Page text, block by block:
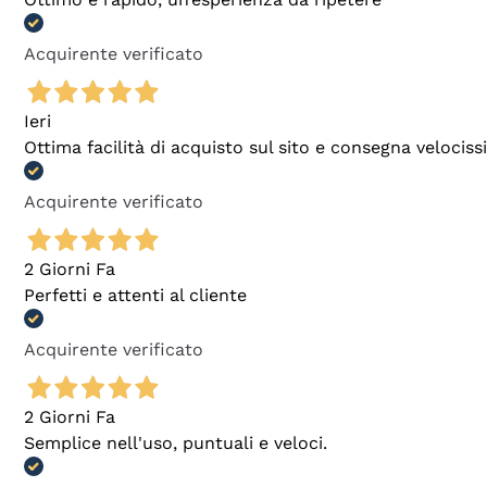
Acquirente verificato
Ieri
Ottima facilità di acquisto sul sito e consegna
Acquirente verificato
2 Giorni Fa
Perfetti e attenti al cliente
Acquirente verificato
2 Giorni Fa
Semplice nell'uso, puntuali e veloci.